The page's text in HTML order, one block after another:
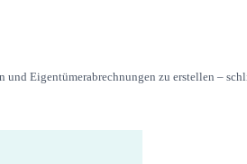
Eigentümerabrechnungen zu erstellen –